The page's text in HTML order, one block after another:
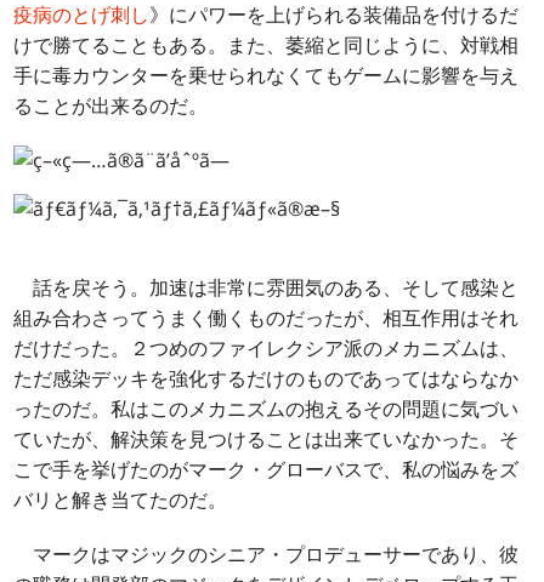
疫病のとげ刺し》にパワーを上げられる装備品を付けるだ
けで勝てることもある。また、萎縮と同じように、対戦相
手に毒カウンターを乗せられなくてもゲームに影響を与え
ることが出来るのだ。
話を戻そう。加速は非常に雰囲気のある、そして感染と
組み合わさってうまく働くものだったが、相互作用はそれ
だけだった。２つめのファイレクシア派のメカニズムは、
ただ感染デッキを強化するだけのものであってはならなか
ったのだ。私はこのメカニズムの抱えるその問題に気づい
ていたが、解決策を見つけることは出来ていなかった。そ
こで手を挙げたのがマーク・グローバスで、私の悩みをズ
バリと解き当てたのだ。
マークはマジックのシニア・プロデューサーであり、彼